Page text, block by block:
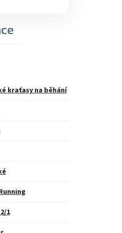
kraťasy na běhání
1